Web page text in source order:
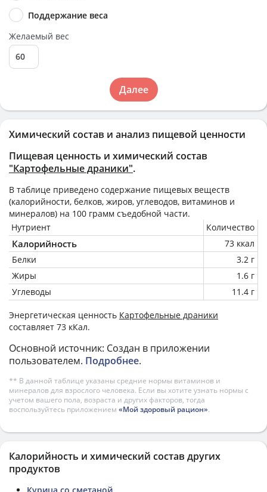
Химический состав и анализ пищевой ценности
Пищевая ценность и химический состав
"Картофельные драники".
В таблице приведено содержание пищевых веществ
(калорийности, белков, жиров, углеводов, витаминов и
минералов) на 100 грамм съедобной части.
Нутриент
Количество
Калорийность
73 ккал
Белки
3.2 г
Жиры
1.6 г
Углеводы
11.4 г
Энергетическая ценность Картофельные драники
составляет 73 кКал.
Основной источник: Создан в приложении
пользователем. Подробнее.
** В данной таблице указаны средние нормы витаминов и
минералов для взрослого человека. Если вы хотите узнать нормы с
учетом вашего пола, возраста и других факторов, тогда
воспользуйтесь приложением «Мой здоровый рацион».
Поддержание веса
Желаемый вес
Далее
Калорийность и химический состав других
продуктов